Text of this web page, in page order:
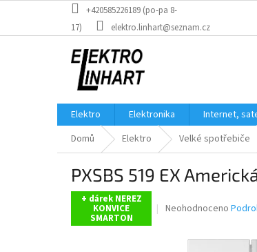
obsah
+420585226189 (po-pa 8-
17)
elektro.linhart@seznam.cz
Elektro Elektronika Internet,
Domů
Elektro Velké spotřebiče
PXSBS 519 EX
+ dárek NEREZ
KONVICE
SMARTON
Průměrné
Neohodnoceno